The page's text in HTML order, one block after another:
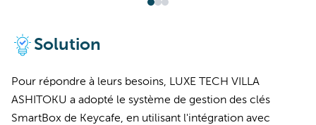
Solution
Pour répondre à leurs besoins, LUXE TECH VILLA
ASHITOKU a adopté le système de gestion des clés
SmartBox de Keycafe, en utilisant l'intégration avec